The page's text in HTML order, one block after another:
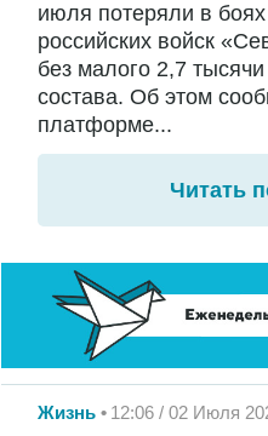
июля потеряли в
российских войск
без малого 2,7
состава. Об этом
платформе...
Читать
Жизнь 12:06 / 02 Июля